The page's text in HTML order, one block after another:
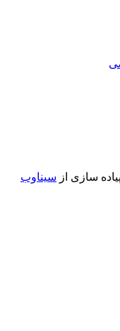
سازی از سیناوب